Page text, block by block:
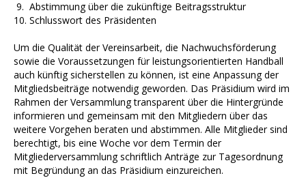
9. Abstimmung über die zukünftige Beitragsstruktur
10. Schlusswort des Präsidenten
Um die Qualität der Vereinsarbeit, die Nachwuchsförderung
sowie die Voraussetzungen für leistungsorientierten Handball
auch künftig sicherstellen zu können, ist eine Anpassung der
Mitgliedsbeiträge notwendig geworden. Das Präsidium wird im
Rahmen der Versammlung transparent über die Hintergründe
informieren und gemeinsam mit den Mitgliedern über das
weitere Vorgehen beraten und abstimmen. Alle Mitglieder sind
berechtigt, bis eine Woche vor dem Termin der
Mitgliederversammlung schriftlich Anträge zur Tagesordnung
mit Begründung an das Präsidium einzureichen.